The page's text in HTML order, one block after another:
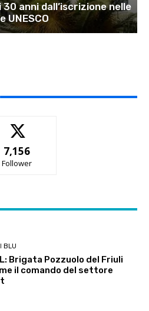
anni dall’iscrizione nelle
UNESCO
7,156
Follower
BLU
Brigata Pozzuolo del Friuli
il comando del settore